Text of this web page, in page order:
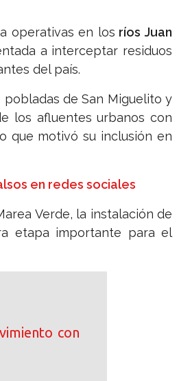
operativas en los ríos Juan
a interceptar residuos
del país.
de San Miguelito y
los afluentes urbanos con
que motivó su inclusión en
en redes sociales
Verde, la instalación de
etapa importante para el
con